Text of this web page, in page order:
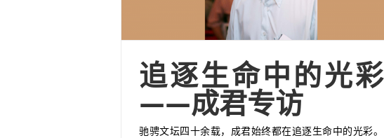
追逐生命中的光彩
——成君专访
驰骋文坛四十余载，成君始终都在追逐生命中的光彩。